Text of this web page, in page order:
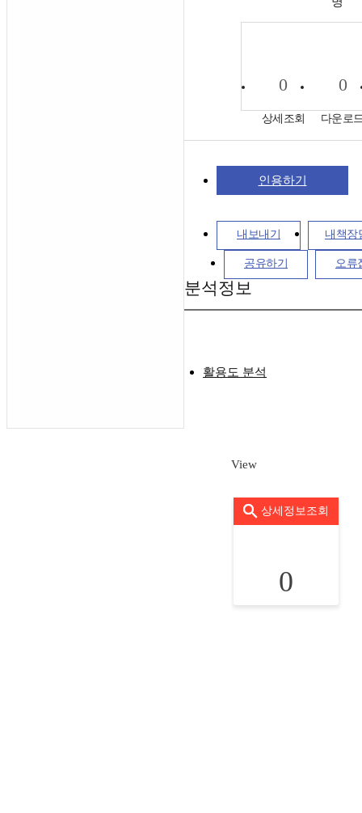
0
상세조회
0
다운로
인용하기
내보내기 내책장
공유하기 오류
분석정보
활용도 분석
View
상세정보조회
0